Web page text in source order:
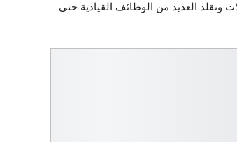
وتقلد العديد من الوظائف القيادية حتي